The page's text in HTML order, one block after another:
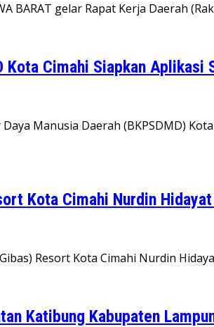
BARAT gelar Rapat Kerja Daerah
Cimahi Siapkan Aplikasi
Manusia Daerah (BKPSDMD)
Kota Cimahi Nurdin
Resort Kota Cimahi Nurdin
Katibung Kabupaten